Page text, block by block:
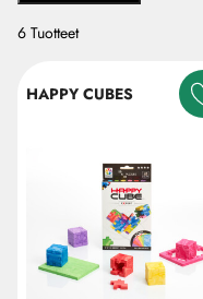
6 Tuotteet
HAPPY CUBES